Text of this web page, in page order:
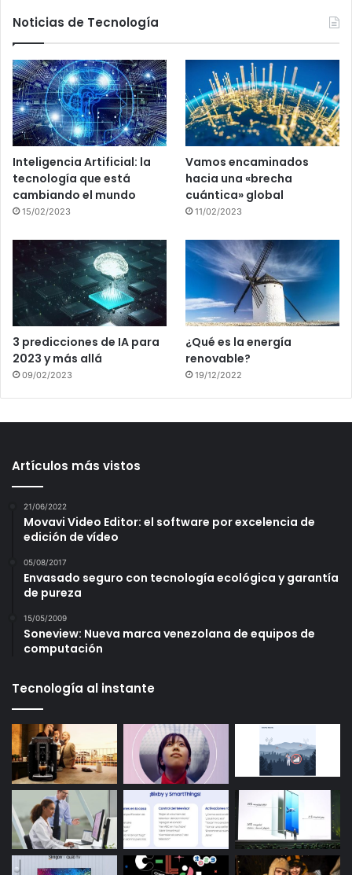
Noticias de Tecnología
Inteligencia Artificial: la
tecnología que está
cambiando el mundo
15/02/2023
Vamos encaminados
hacia una «brecha
cuántica» global
11/02/2023
3 predicciones de IA para
2023 y más allá
09/02/2023
¿Qué es la energía
renovable?
19/12/2022
Artículos más vistos
21/06/2022
Movavi Video Editor: el software por excelencia de
edición de vídeo
05/08/2017
Envasado seguro con tecnología ecológica y garantía
de pureza
15/05/2009
Soneview: Nueva marca venezolana de equipos de
computación
Tecnología al instante